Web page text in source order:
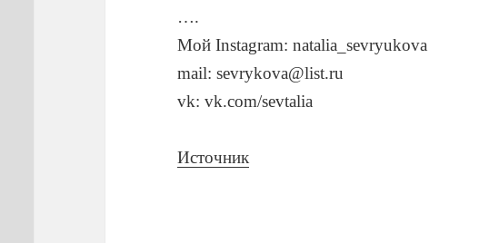
….
Мой Instagram: natalia_sevryukova
mail: sevrykova@list.ru
vk: vk.com/sevtalia
Источник